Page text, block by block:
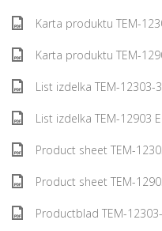
Karta produktu TEM-
Karta produktu TEM-
List izdelka TEM-12303-
List izdelka TEM-12903
Product sheet TEM-
Product sheet TEM-
Productblad TEM-